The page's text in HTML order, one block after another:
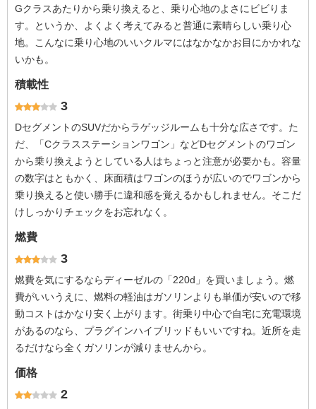
Gクラスあたりから乗り換えると、乗り心地のよさにビビりま
す。というか、よくよく考えてみると普通に素晴らしい乗り心
地。こんなに乗り心地のいいクルマにはなかなかお目にかかれな
いかも。
積載性
3
DセグメントのSUVだからラゲッジルームも十分な広さです。た
だ、「Cクラスステーションワゴン」などDセグメントのワゴン
から乗り換えようとしている人はちょっと注意が必要かも。容量
の数字はともかく、床面積はワゴンのほうが広いのでワゴンから
乗り換えると使い勝手に違和感を覚えるかもしれません。そこだ
けしっかりチェックをお忘れなく。
燃費
3
燃費を気にするならディーゼルの「220d」を買いましょう。燃
費がいいうえに、燃料の軽油はガソリンよりも単価が安いので移
動コストはかなり安く上がります。街乗り中心で自宅に充電環境
があるのなら、プラグインハイブリッドもいいですね。近所を走
るだけなら全くガソリンが減りませんから。
価格
2